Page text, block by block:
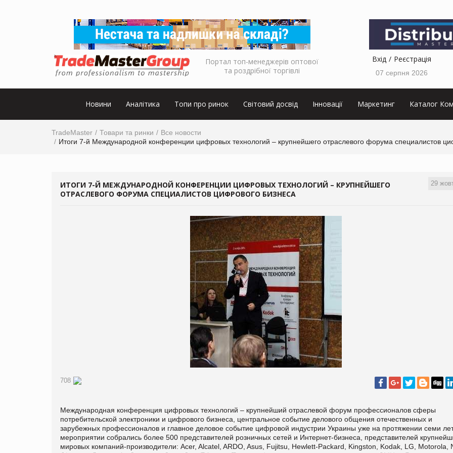
Портал топ-менеджерів оптової
та роздрібної торгівлі
Вхід Реєстрація
07 серпня 2026
Новини Аналітика Топи про ринок Світовий досвід Інновації Маркетинг Каталог
TradeMaster Товари та ринки
Все новости
Итоги 7-й Международной конференции цифровых технологий – крупнейшего отраслевого форума специалистов
29
ИТОГИ 7-Й МЕЖДУНАРОДНОЙ КОНФЕРЕНЦИИ ЦИФРОВЫХ ТЕХНОЛОГИЙ – КРУПНЕЙШЕГО
ОТРАСЛЕВОГО ФОРУМА СПЕЦИАЛИСТОВ ЦИФРОВОГО БИЗНЕСА
708
Международная конференция цифровых технологий – крупнейший отраслевой форум профессионалов сферы
потребительской электроники и цифрового бизнеса, центральное событие делового общения отечественных и
зарубежных профессионалов и главное деловое событие цифровой индустрии Украины уже на протяжении семи
мероприятии собрались более 500 представителей розничных сетей и Интернет-бизнеса, представителей
мировых компаний-производители: Acer, Alcatel, ARDO, Asus, Fujitsu, Hewlett-Packard, Kingston, Kodak, LG, Motorola,